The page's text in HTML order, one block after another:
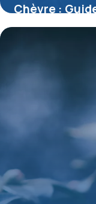
Chèvre :
24 mai 2026